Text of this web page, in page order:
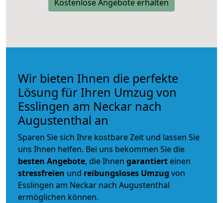
Kostenlose Angebote erhalten
Wir bieten Ihnen die perfekte
Lösung für Ihren Umzug von
Esslingen am Neckar nach
Augustenthal an
Sparen Sie sich Ihre kostbare Zeit und lassen Sie
uns Ihnen helfen. Bei uns bekommen Sie die
besten Angebote, die Ihnen garantiert einen
stressfreien und reibungsloses Umzug von
Esslingen am Neckar nach Augustenthal
ermöglichen können.